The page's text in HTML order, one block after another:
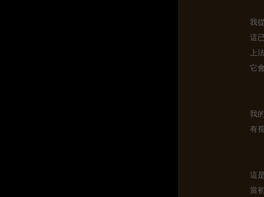
我
這
上
它
我
有
這
當